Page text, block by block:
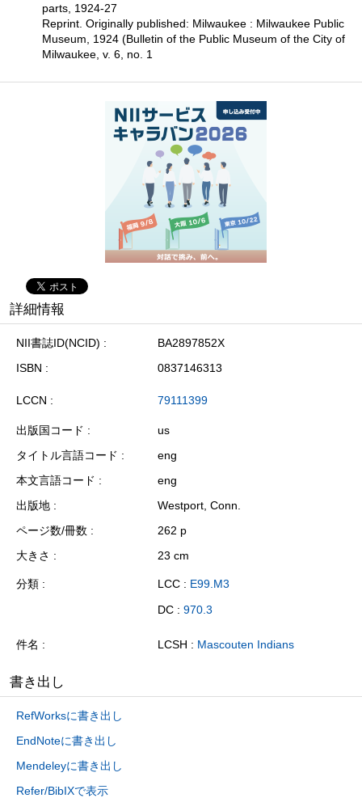
parts, 1924-27
Reprint. Originally published: Milwaukee : Milwaukee Public
Museum, 1924 (Bulletin of the Public Museum of the City of
Milwaukee, v. 6, no. 1
詳細情報
NII書誌ID(NCID)
BA2897852X
ISBN
0837146313
LCCN 79111399
出版国コード
us
タイトル言語コード
eng
本文言語コード
eng
出版地
Westport, Conn.
ページ数/冊数
262 p
大きさ
23 cm
分類 LCC : E99.M3
DC : 970.3
件名 LCSH : Mascouten Indians
書き出し
RefWorksに書き出し
EndNoteに書き出し
Mendeleyに書き出し
Refer/BibIXで表示